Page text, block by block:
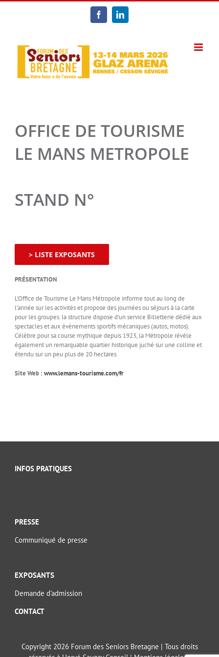
Passer
FacebookLinkedIn
OFFICE DE TOURISME
LE MANS METROPOLE
STAND N°
> LISTE EXPOSANTS
PRÉSENTATION
L’Office de Tourisme Le Mans Métropole informe tout au long de
l’année sur les activités et propose des journées ou séjours à la carte
pour les groupes. la structure dispose d’un service Billetterie dédié aux
spectacles et aux évènements sportifs mécaniques (autos, motos).
Célèbre pour sa course mythique depuis 1923, la Métropole révèle
également un remarquable quartier historique juché sur une colline et
étendu sur un peu plus de 20 hectares.
Site Web : www.lemans-tourisme.com/fr
INFOS PRATIQUES
PRESSE
Communiqué de presse
EXPOSANTS
Demande d’admission
CONTACT
Copyright 2026 Forum des Seniors Bretagne | Tous droits